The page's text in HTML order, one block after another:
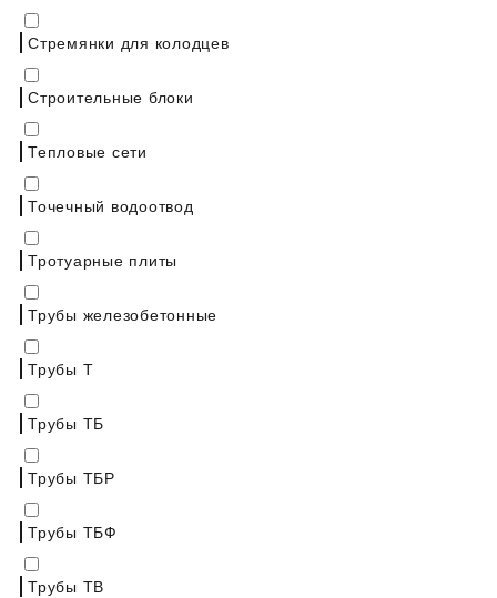
Стремянки для колодцев
Строительные блоки
Тепловые сети
Точечный водоотвод
Тротуарные плиты
Трубы железобетонные
Трубы Т
Трубы ТБ
Трубы ТБР
Трубы ТБФ
Трубы ТВ